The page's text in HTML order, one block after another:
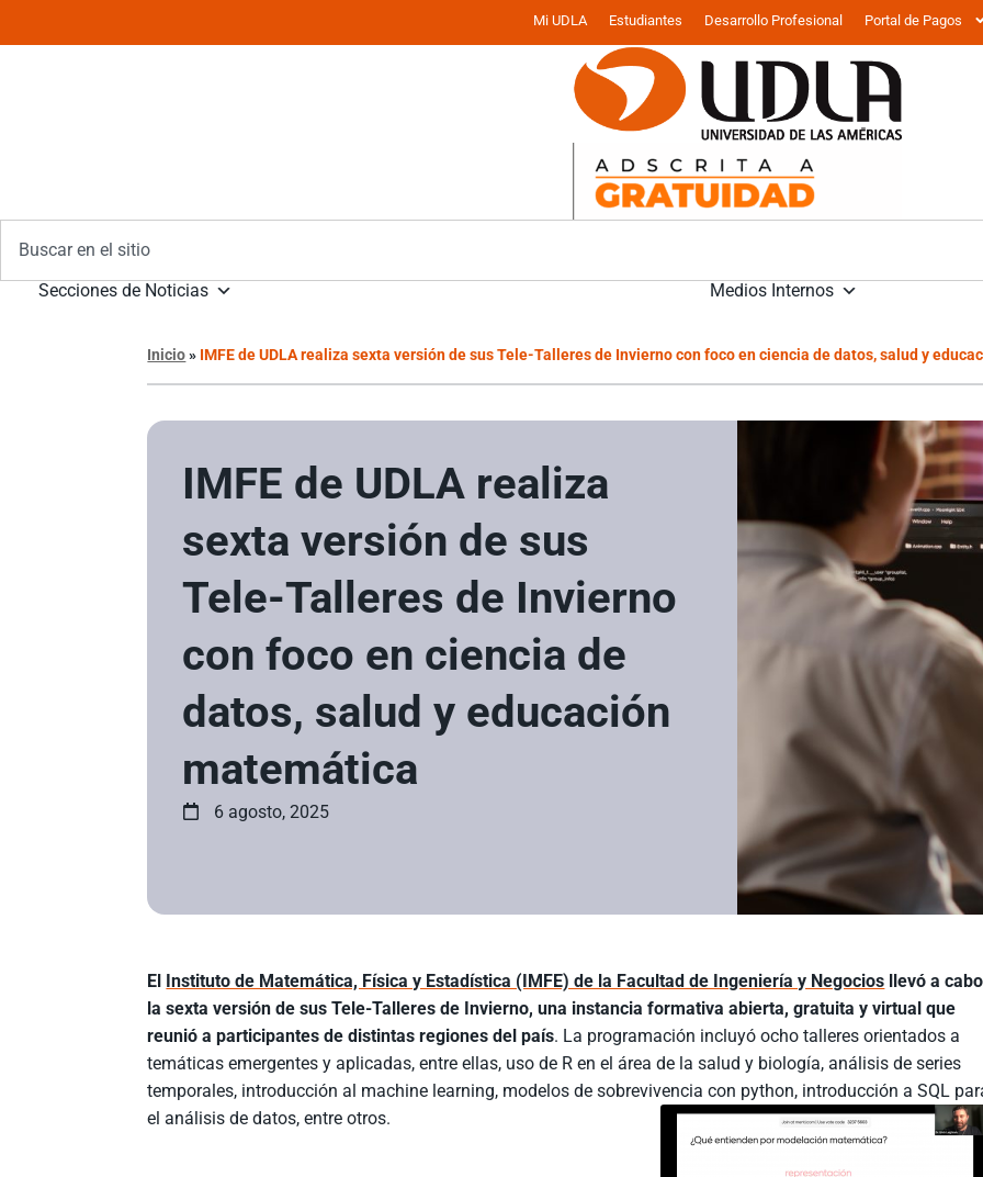
Mi UDLA Estudiantes Desarrollo Profesional Portal de Pagos
Secciones de Noticias Medios Internos
Inicio» IMFE de UDLA realiza sexta versión de sus Tele-Talleres de Invierno con foco en ciencia de datos, salud y
IMFE de UDLA realiza
sexta versión de sus
Tele-Talleres de Invierno
con foco en ciencia de
datos, salud y educación
matemática
6 agosto, 2025
El Instituto de Matemática, Física y Estadística (IMFE) de la Facultad de Ingeniería y Negocios llevó a cabo
la sexta versión de sus Tele-Talleres de Invierno, una instancia formativa abierta, gratuita y virtual que
reunió a participantes de distintas regiones del país. La programación incluyó ocho talleres orientados a
temáticas emergentes y aplicadas, entre ellas, uso de R en el área de la salud y biología, análisis de series
temporales, introducción al machine learning, modelos de sobrevivencia con python, introducción a SQL
el análisis de datos, entre otros.